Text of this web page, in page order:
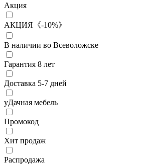
Акция
АКЦИЯ《-10%》
В наличии во Всеволожске
Гарантия 8 лет
Доставка 5-7 дней
уДачная мебель
Промокод
Хит продаж
Распродажа